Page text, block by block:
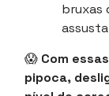
bruxas
😱 Com
pipoca,